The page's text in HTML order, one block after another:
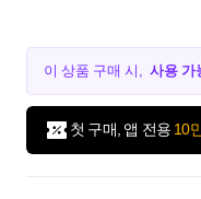
이 상품 구매 시,사용 가
첫 구매, 앱 전용 10